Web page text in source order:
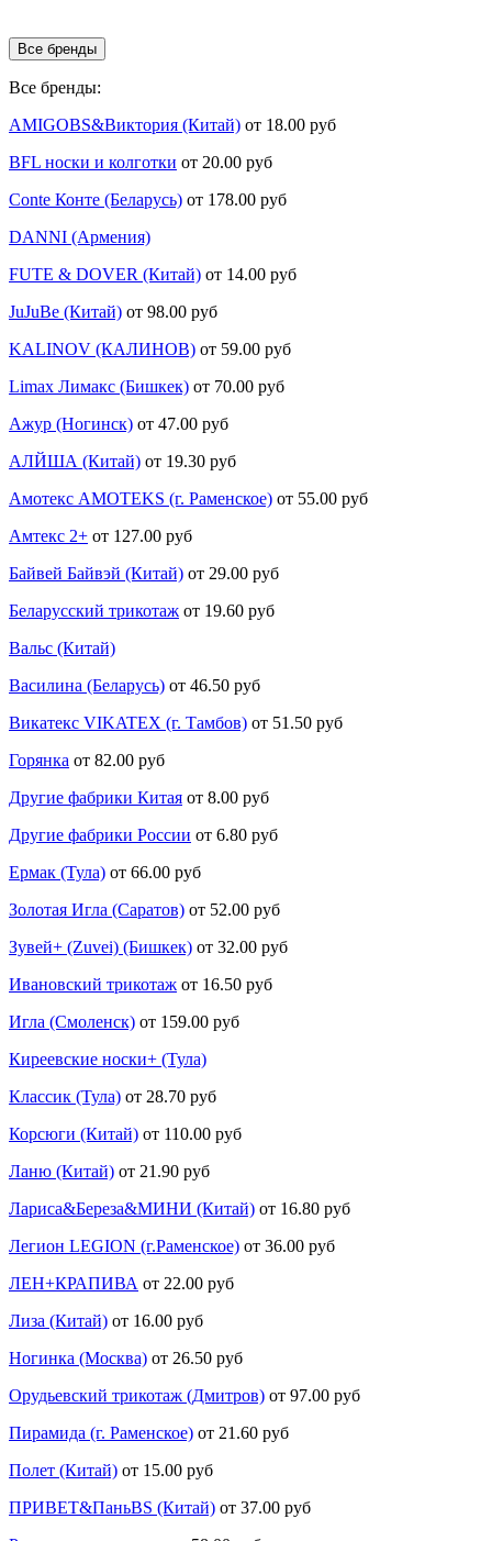
Все бренды
Все бренды:
AMIGOBS&Виктория (Китай) от 18.00 руб
BFL носки и колготки от 20.00 руб
Conte Конте (Беларусь) от 178.00 руб
DANNI (Армения)
FUTE & DOVER (Китай) от 14.00 руб
JuJuBe (Китай) от 98.00 руб
KALINOV (КАЛИНОВ) от 59.00 руб
Limax Лимакс (Бишкек) от 70.00 руб
Ажур (Ногинск) от 47.00 руб
АЛЙША (Китай) от 19.30 руб
Амотекс AMOTEKS (г. Раменское) от 55.00 руб
Амтекс 2+ от 127.00 руб
Байвей Байвэй (Китай) от 29.00 руб
Беларусский трикотаж от 19.60 руб
Вальс (Китай)
Василина (Беларусь) от 46.50 руб
Викатекс VIKATEX (г. Тамбов) от 51.50 руб
Горянка от 82.00 руб
Другие фабрики Китая от 8.00 руб
Другие фабрики России от 6.80 руб
Ермак (Тула) от 66.00 руб
Золотая Игла (Саратов) от 52.00 руб
Зувей+ (Zuvei) (Бишкек) от 32.00 руб
Ивановский трикотаж от 16.50 руб
Игла (Смоленск) от 159.00 руб
Киреевские носки+ (Тула)
Классик (Тула) от 28.70 руб
Корсюги (Китай) от 110.00 руб
Ланю (Китай) от 21.90 руб
Лариса&Береза&МИНИ (Китай) от 16.80 руб
Легион LEGION (г.Раменское) от 36.00 руб
ЛЕН+КРАПИВА от 22.00 руб
Лиза (Китай) от 16.00 руб
Ногинка (Москва) от 26.50 руб
Орудьевский трикотаж (Дмитров) от 97.00 руб
Пирамида (г. Раменское) от 21.60 руб
Полет (Китай) от 15.00 руб
ПРИВЕТ&ПаньBS (Китай) от 37.00 руб